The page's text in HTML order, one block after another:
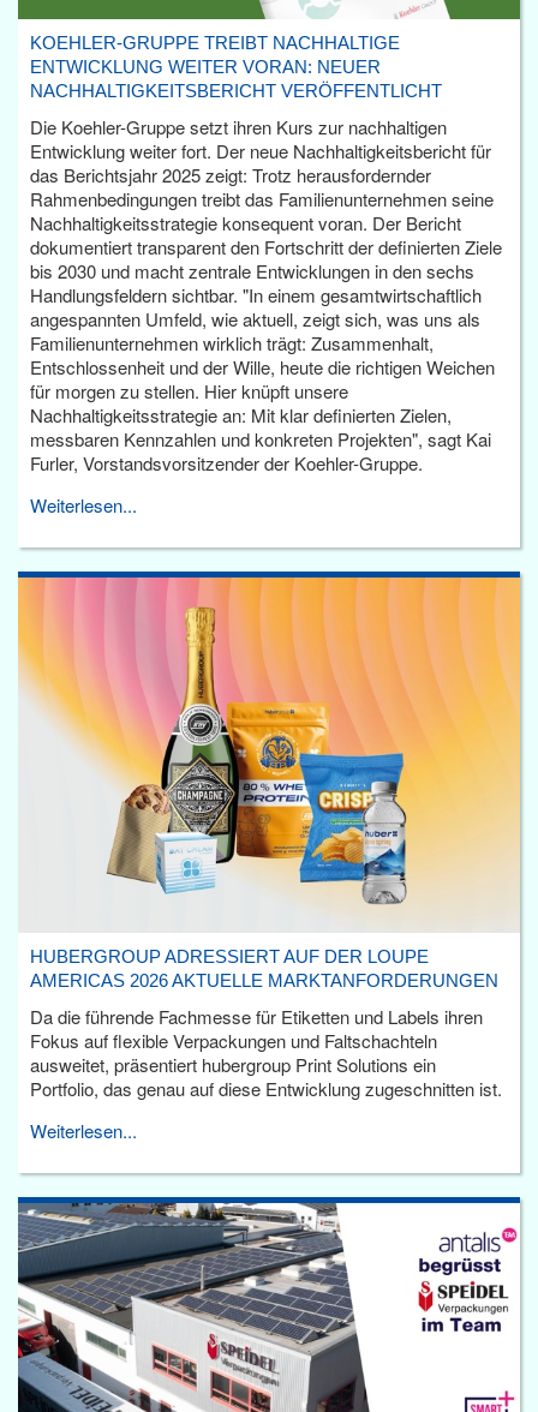
KOEHLER-GRUPPE TREIBT NACHHALTIGE
ENTWICKLUNG WEITER VORAN: NEUER
NACHHALTIGKEITSBERICHT VERÖFFENTLICHT
Die Koehler-Gruppe setzt ihren Kurs zur nachhaltigen
Entwicklung weiter fort. Der neue Nachhaltigkeitsbericht für
das Berichtsjahr 2025 zeigt: Trotz herausfordernder
Rahmenbedingungen treibt das Familienunternehmen seine
Nachhaltigkeitsstrategie konsequent voran. Der Bericht
dokumentiert transparent den Fortschritt der definierten Ziele
bis 2030 und macht zentrale Entwicklungen in den sechs
Handlungsfeldern sichtbar. "In einem gesamtwirtschaftlich
angespannten Umfeld, wie aktuell, zeigt sich, was uns als
Familienunternehmen wirklich trägt: Zusammenhalt,
Entschlossenheit und der Wille, heute die richtigen Weichen
für morgen zu stellen. Hier knüpft unsere
Nachhaltigkeitsstrategie an: Mit klar definierten Zielen,
messbaren Kennzahlen und konkreten Projekten", sagt Kai
Furler, Vorstandsvorsitzender der Koehler-Gruppe.
Weiterlesen...
HUBERGROUP ADRESSIERT AUF DER LOUPE
AMERICAS 2026 AKTUELLE MARKTANFORDERUNGEN
Da die führende Fachmesse für Etiketten und Labels ihren
Fokus auf flexible Verpackungen und Faltschachteln
ausweitet, präsentiert hubergroup Print Solutions ein
Portfolio, das genau auf diese Entwicklung zugeschnitten ist.
Weiterlesen...